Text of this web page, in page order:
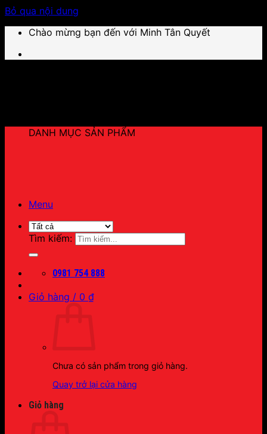
Bỏ qua nội dung
Chào mừng bạn đến với Minh Tân Quyết
Menu
Tìm kiếm:
0981 754 888
Giỏ hàng / 0 ₫
Chưa có sản phẩm trong giỏ hàng.
Quay trở lại cửa hàng
Giỏ hàng
DANH MỤC SẢN PHẨM